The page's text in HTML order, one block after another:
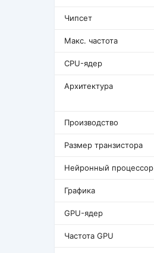
Чипсет
Макс. частота
CPU-ядер
Архитектура
Производство
Размер транзистора
Нейронный процессор
Графика
GPU-ядер
Частота GPU